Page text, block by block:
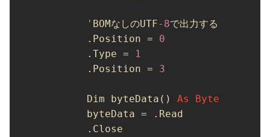
        '
BOMなしのUTF-8で出力する
        .Position =
0
        .Type =
1
        .Position =
3
        Dim byteData()
As
Byte
        byteData = .Read
        .Close